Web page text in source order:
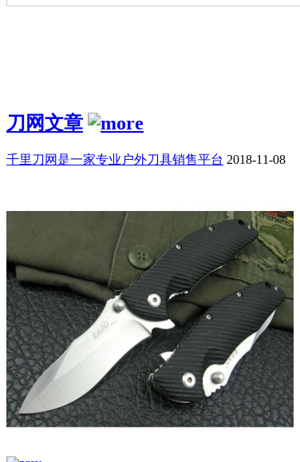
刀网文章
千里刀网是一家专业户外刀具销售平台 2018-11-08